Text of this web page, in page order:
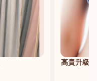
高貴升級